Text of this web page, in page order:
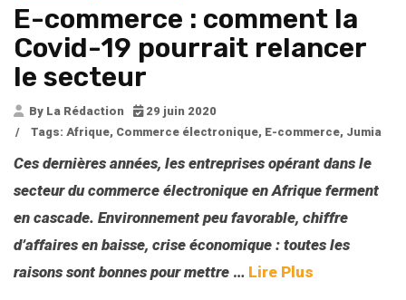
E-commerce : comment la
Covid-19 pourrait relancer
le secteur
By La Rédaction
29 juin 2020
/
Tags: Afrique, Commerce électronique, E-commerce, Jumia
Ces dernières années, les entreprises opérant dans le
secteur du commerce électronique en Afrique ferment
en cascade. Environnement peu favorable, chiffre
d’affaires en baisse, crise économique : toutes les
raisons sont bonnes pour mettre … Lire Plus